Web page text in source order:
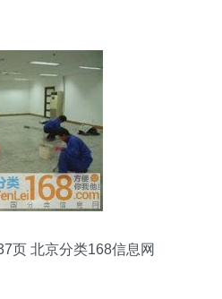
页 北京分类168信息网